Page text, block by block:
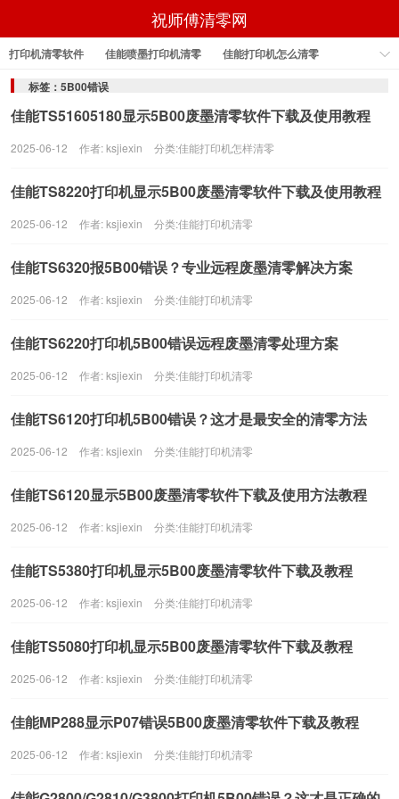
祝师傅清零网
打印机清零软件 佳能喷墨打印机清零
佳能打印机怎么清零
佳能打印机怎样清零
epson打印机清零软件
标签：5B00错误
佳能TS51605180显示5B00废墨清零软件下载及使用教程
2025-06-12 作者: ksjiexin 分类:佳能打印机怎样清零
佳能TS8220打印机显示5B00废墨清零软件下载及使用教程
2025-06-12 作者: ksjiexin 分类:佳能打印机清零
佳能TS6320报5B00错误？专业远程废墨清零解决方案
2025-06-12 作者: ksjiexin 分类:佳能打印机清零
佳能TS6220打印机5B00错误远程废墨清零处理方案
2025-06-12 作者: ksjiexin 分类:佳能打印机清零
佳能TS6120打印机5B00错误？这才是最安全的清零方法
2025-06-12 作者: ksjiexin 分类:佳能打印机清零
佳能TS6120显示5B00废墨清零软件下载及使用方法教程
2025-06-12 作者: ksjiexin 分类:佳能打印机清零
佳能TS5380打印机显示5B00废墨清零软件下载及教程
2025-06-12 作者: ksjiexin 分类:佳能打印机清零
佳能TS5080打印机显示5B00废墨清零软件下载及教程
2025-06-12 作者: ksjiexin 分类:佳能打印机清零
佳能MP288显示P07错误5B00废墨清零软件下载及教程
2025-06-12 作者: ksjiexin 分类:佳能打印机清零